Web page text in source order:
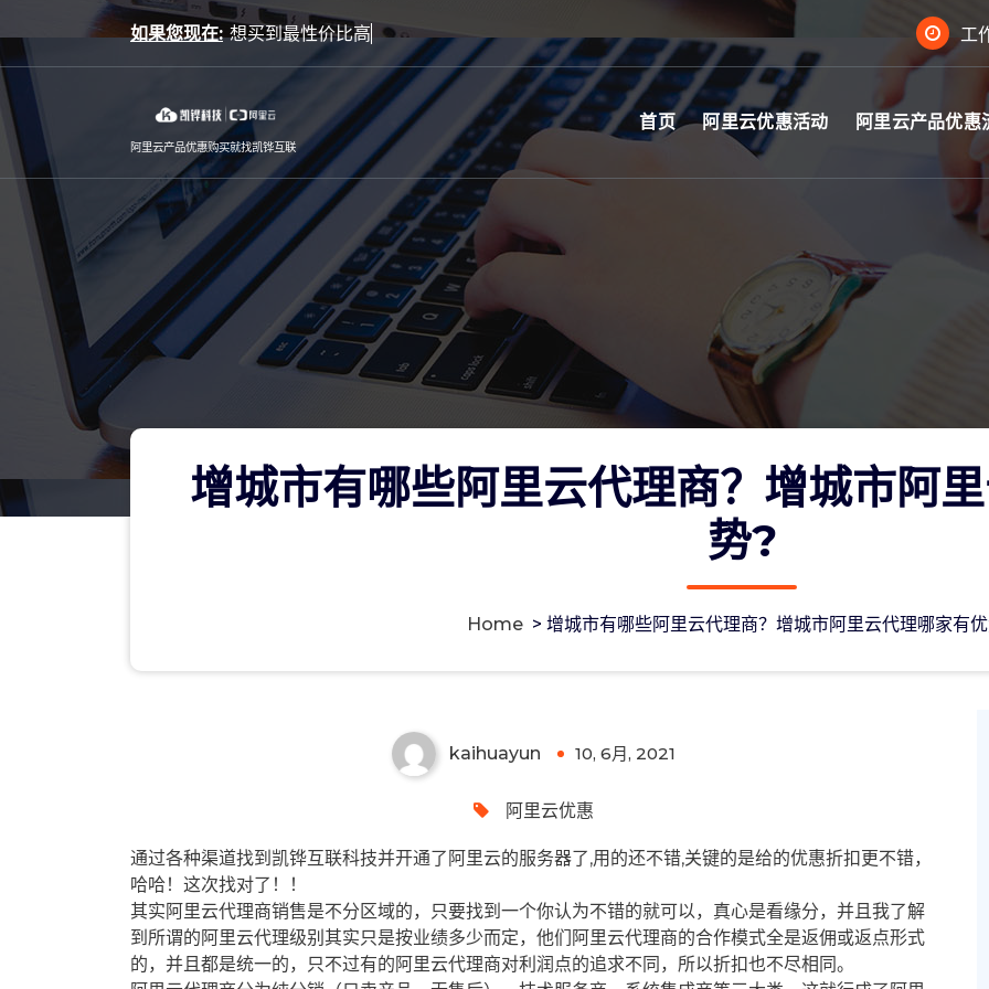
to
content
如果您现在: 对阿 工
阿里云产品优惠购买就找凯铧互联
首页 阿里云优惠活动 阿里云产品优惠
增城市有哪些阿里云代理商？增城市阿
势?
Home > 增城市有哪些阿里云代理商？增城市阿里云代理哪家有
kaihuayun 10, 6月, 2021
阿里云优惠
通过各种渠道找到凯铧互联科技并开通了阿里云的服务器了,用的还不错,关键的是给的优惠折扣更不错，
哈哈！这次找对了！！
其实阿里云代理商销售是不分区域的，只要找到一个你认为不错的就可以，真心是看缘分，并且我了解
到所谓的阿里云代理级别其实只是按业绩多少而定，他们阿里云代理商的合作模式全是返佣或返点形式
的，并且都是统一的，只不过有的阿里云代理商对利润点的追求不同，所以折扣也不尽相同。